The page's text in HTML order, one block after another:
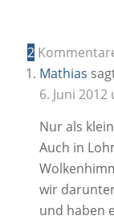
2
Mathias
6. Juni 2012
Nur als
Auch in
wir
und haben